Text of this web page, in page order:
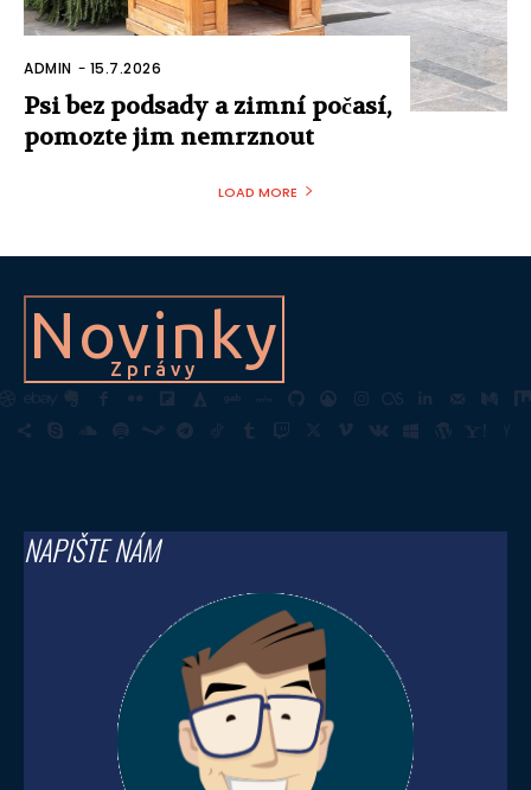
ADMIN - 15.7.2026
Psi bez podsady a zimní počasí,
pomozte jim nemrznout
LOAD MORE
Novinky
Zprávy
NAPIŠTE NÁM